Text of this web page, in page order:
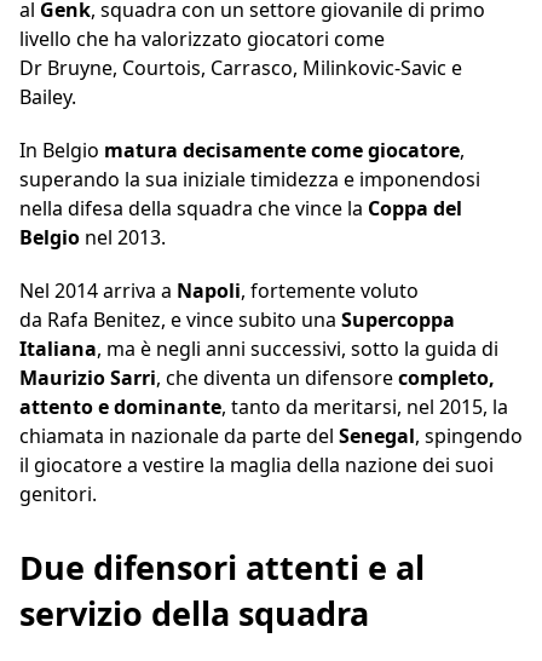
al Genk, squadra con un settore giovanile di primo
livello che ha valorizzato giocatori come
Dr Bruyne, Courtois, Carrasco, Milinkovic-Savic e
Bailey.
In Belgio matura decisamente come giocatore,
superando la sua iniziale timidezza e imponendosi
nella difesa della squadra che vince la Coppa del
Belgio nel 2013.
Nel 2014 arriva a Napoli, fortemente voluto
da Rafa Benitez, e vince subito una Supercoppa
Italiana, ma è negli anni successivi, sotto la guida di
Maurizio Sarri, che diventa un difensorecompleto,
attento e dominante, tanto da meritarsi, nel 2015, la
chiamata in nazionale da parte del Senegal, spingendo
il giocatore a vestire la maglia della nazione dei suoi
genitori.
Due difensori attenti e al
servizio della squadra